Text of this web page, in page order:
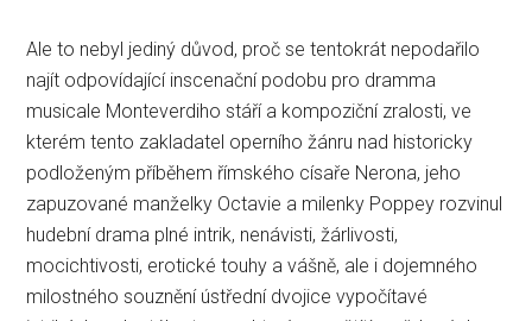
Ale to nebyl jediný důvod, proč se tentokrát nepodařilo
najít odpovídající inscenační podobu pro dramma
musicale Monteverdiho stáří a kompoziční zralosti, ve
kterém tento zakladatel operního žánru nad historicky
podloženým příběhem římského císaře Nerona, jeho
zapuzované manželky Octavie a milenky Poppey rozvinul
hudební drama plné intrik, nenávisti, žárlivosti,
mocichtivosti, erotické touhy a vášně, ale i dojemného
milostného souznění ústřední dvojice vypočítavé